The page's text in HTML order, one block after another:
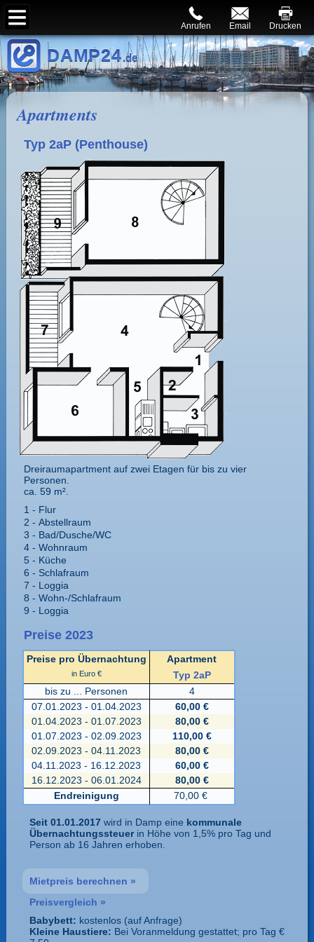
DAMP24.de
Apartments
Typ 2aP (Penthouse)
Dreiraumapartment auf zwei Etagen für bis zu vier
Personen.
ca. 59 m².
1 - Flur
2 - Abstellraum
3 - Bad/​Dusche/​WC
4 - Wohnraum
5 - Küche
6 - Schlafraum
7 - Loggia
8 - Wohn-/​Schlafraum
9 - Loggia
Preise 2023
Preise pro Übernachtung
in Euro €
bis zu ... Personen
07.01.2023 - 01.04.2023
01.04.2023 - 01.07.2023
01.07.2023 - 02.09.2023
02.09.2023 - 04.11.2023
04.11.2023 - 16.12.2023
16.12.2023 - 06.01.2024
Endreinigung
Apartment
Typ 2aP
4
60,00 €
80,00 €
110,00 €
80,00 €
60,00 €
80,00 €
70,00 €
Seit 01.01.2017 wird in Damp eine kommunale
Übernachtungssteuerin Höhe von 1,5% pro Tag und
Person ab 16 Jahren erhoben.
Mietpreis berechnen »
Preisvergleich »
Babybett: kostenlos (auf Anfrage)
Kleine Haustiere: Bei Voranmeldung gestattet; pro Tag €
Anrufen Email Drucken